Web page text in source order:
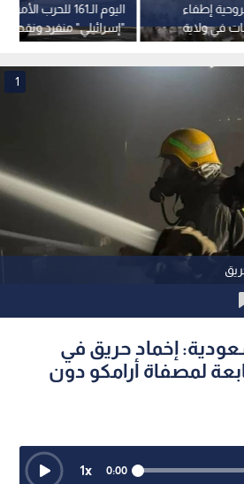
اليوم الـ161 للحرب
"إسرائيلي" منفرد ونقص
الأمريكي
إطفاء
في ولاية
1
إخماد حريق في
لمصفاة أرامكو دون
0:00
1x